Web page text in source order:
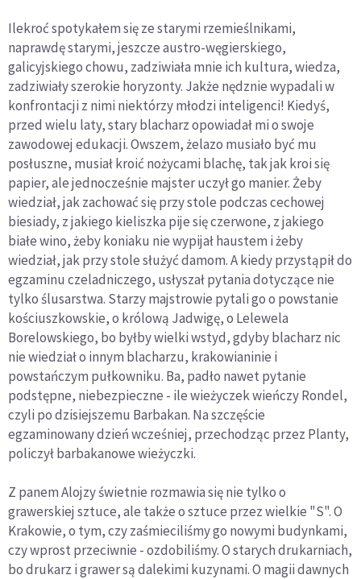
Ilekroć spotykałem się ze starymi rzemieślnikami,
naprawdę starymi, jeszcze austro-węgierskiego,
galicyjskiego chowu, zadziwiała mnie ich kultura, wiedza,
zadziwiały szerokie horyzonty. Jakże nędznie wypadali w
konfrontacji z nimi niektórzy młodzi inteligenci! Kiedyś,
przed wielu laty, stary blacharz opowiadał mi o swoje
zawodowej edukacji. Owszem, żelazo musiało być mu
posłuszne, musiał kroić nożycami blachę, tak jak kroi się
papier, ale jednocześnie majster uczył go manier. Żeby
wiedział, jak zachować się przy stole podczas cechowej
biesiady, z jakiego kieliszka pije się czerwone, z jakiego
białe wino, żeby koniaku nie wypijał haustem i żeby
wiedział, jak przy stole służyć damom. A kiedy przystąpił do
egzaminu czeladniczego, usłyszał pytania dotyczące nie
tylko ślusarstwa. Starzy majstrowie pytali go o powstanie
kościuszkowskie, o królową Jadwigę, o Lelewela
Borelowskiego, bo byłby wielki wstyd, gdyby blacharz nic
nie wiedział o innym blacharzu, krakowianinie i
powstańczym pułkowniku. Ba, padło nawet pytanie
podstępne, niebezpieczne - ile wieżyczek wieńczy Rondel,
czyli po dzisiejszemu Barbakan. Na szczęście
egzaminowany dzień wcześniej, przechodząc przez Planty,
policzył barbakanowe wieżyczki.
Z panem Alojzy świetnie rozmawia się nie tylko o
grawerskiej sztuce, ale także o sztuce przez wielkie "S". O
Krakowie, o tym, czy zaśmieciliśmy go nowymi budynkami,
czy wprost przeciwnie - ozdobiliśmy. O starych drukarniach,
bo drukarz i grawer są dalekimi kuzynami. O magii dawnych